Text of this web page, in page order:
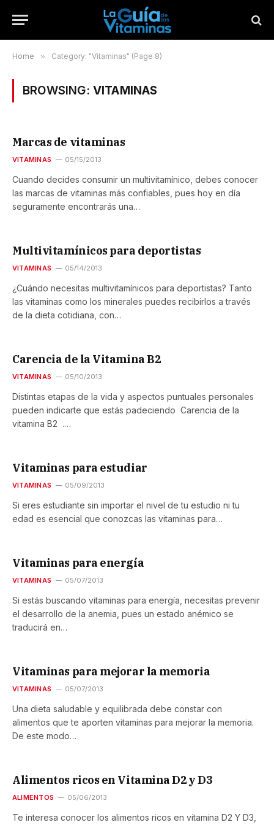
Home » Category: "Vitaminas" (Page 8)
BROWSING: VITAMINAS
Marcas de vitaminas
VITAMINAS 05/15/2013
Cuando decides consumir un multivitamínico, debes conocer
las marcas de vitaminas más confiables, pues hoy en día
seguramente encontrarás una…
Multivitamínicos para deportistas
VITAMINAS 05/14/2013
¿Cuándo necesitas multivitamínicos para deportistas? Tanto
las vitaminas como los minerales puedes recibirlos a través
de la dieta cotidiana, con…
Carencia de la Vitamina B2
VITAMINAS 05/10/2013
Distintas etapas de la vida y aspectos puntuales personales
pueden indicarte que estás padeciendo Carencia de la
vitamina B2 .…
Vitaminas para estudiar
VITAMINAS 05/09/2013
Si eres estudiante sin importar el nivel de tu estudio ni tu
edad es esencial que conozcas las vitaminas para…
Vitaminas para energía
VITAMINAS 05/07/2013
Si estás buscando vitaminas para energía, necesitas prevenir
el desarrollo de la anemia, pues un estado anémico se
traducirá en…
Vitaminas para mejorar la memoria
VITAMINAS 05/07/2013
Una dieta saludable y equilibrada debe constar con
alimentos que te aporten vitaminas para mejorar la memoria.
De este modo…
Alimentos ricos en Vitamina D2 y D3
ALIMENTOS 05/06/2013
Te interesa conocer los alimentos ricos en vitamina D2 Y D3,